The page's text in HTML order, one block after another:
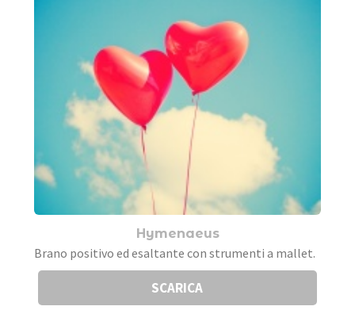
Hymenaeus
Brano positivo ed esaltante con strumenti a mallet.
SCARICA